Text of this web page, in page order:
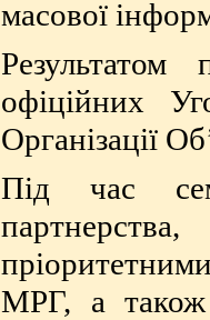
масової
Результатом
офіційних
Організації
Під час
МРГ, а також